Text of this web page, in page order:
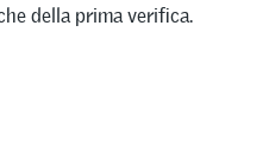
della prima verifica.